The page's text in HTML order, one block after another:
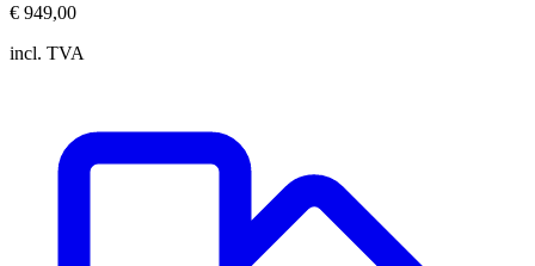
€ 949,00
incl. TVA